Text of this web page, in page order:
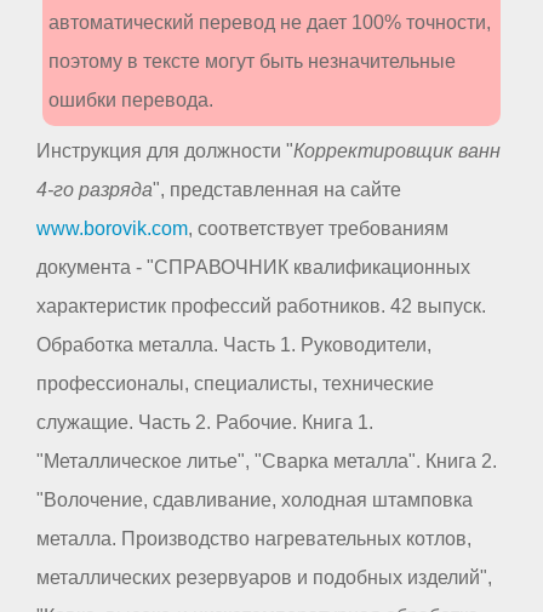
автоматический перевод не дает 100% точности,
поэтому в тексте могут быть незначительные
ошибки перевода.
Инструкция для должности "Корректировщик ванн
4-го разряда", представленная на сайте
www.borovik.com, соответствует требованиям
документа - "СПРАВОЧНИК квалификационных
характеристик профессий работников. 42 выпуск.
Обработка металла. Часть 1. Руководители,
профессионалы, специалисты, технические
служащие. Часть 2. Рабочие. Книга 1.
"Металлическое литье", "Сварка металла". Книга 2.
"Волочение, сдавливание, холодная штамповка
металла. Производство нагревательных котлов,
металлических резервуаров и подобных изделий",